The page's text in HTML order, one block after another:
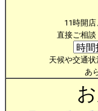
11時開
直接ご相
天候や交通
あ
お